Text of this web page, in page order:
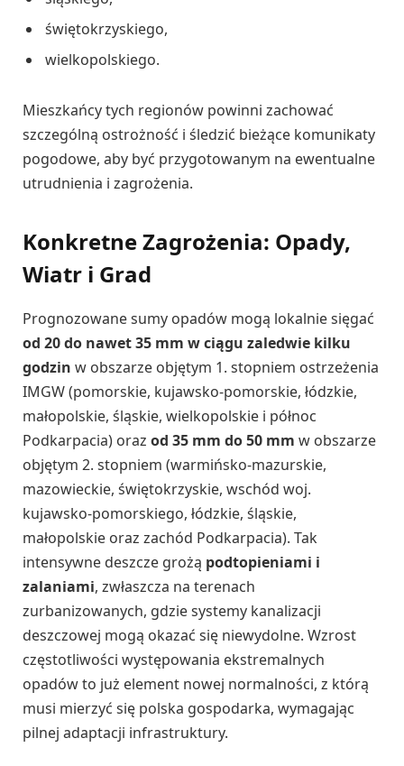
świętokrzyskiego,
wielkopolskiego.
Mieszkańcy tych regionów powinni zachować
szczególną ostrożność i śledzić bieżące komunikaty
pogodowe, aby być przygotowanym na ewentualne
utrudnienia i zagrożenia.
Konkretne Zagrożenia: Opady,
Wiatr i Grad
Prognozowane sumy opadów mogą lokalnie sięgać
od 20 do nawet 35 mm w ciągu zaledwie kilku
godzin w obszarze objętym 1. stopniem ostrzeżenia
IMGW (pomorskie, kujawsko-pomorskie, łódzkie,
małopolskie, śląskie, wielkopolskie i północ
Podkarpacia) oraz od 35 mm do 50 mm w obszarze
objętym 2. stopniem (warmińsko-mazurskie,
mazowieckie, świętokrzyskie, wschód woj.
kujawsko-pomorskiego, łódzkie, śląskie,
małopolskie oraz zachód Podkarpacia). Tak
intensywne deszcze grożą podtopieniami i
zalaniami, zwłaszcza na terenach
zurbanizowanych, gdzie systemy kanalizacji
deszczowej mogą okazać się niewydolne. Wzrost
częstotliwości występowania ekstremalnych
opadów to już element nowej normalności, z którą
musi mierzyć się polska gospodarka, wymagając
pilnej adaptacji infrastruktury.